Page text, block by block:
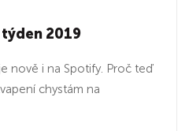
týden 2019
nově i na Spotify. Proč teď
chystám na